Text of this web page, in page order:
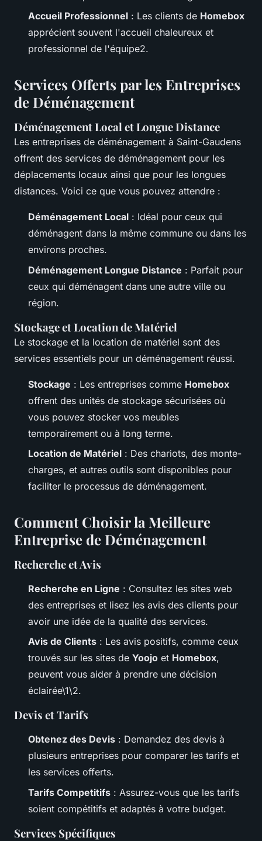
Accueil Professionnel : Les clients de Homebox
apprécient souvent l'accueil chaleureux et
professionnel de l'équipe2.
Services Offerts par les Entreprises
de Déménagement
Déménagement Local et Longue Distance
Les entreprises de déménagement à Saint-Gaudens
offrent des services de déménagement pour les
déplacements locaux ainsi que pour les longues
distances. Voici ce que vous pouvez attendre :
Déménagement Local : Idéal pour ceux qui
déménagent dans la même commune ou dans les
environs proches.
Déménagement Longue Distance : Parfait pour
ceux qui déménagent dans une autre ville ou
région.
Stockage et Location de Matériel
Le stockage et la location de matériel sont des
services essentiels pour un déménagement réussi.
Stockage : Les entreprises comme Homebox
offrent des unités de stockage sécurisées où
vous pouvez stocker vos meubles
temporairement ou à long terme.
Location de Matériel : Des chariots, des monte-
charges, et autres outils sont disponibles pour
faciliter le processus de déménagement.
Comment Choisir la Meilleure
Entreprise de Déménagement
Recherche et Avis
Recherche en Ligne : Consultez les sites web
des entreprises et lisez les avis des clients pour
avoir une idée de la qualité des services.
Avis de Clients : Les avis positifs, comme ceux
trouvés sur les sites de Yoojo et Homebox,
peuvent vous aider à prendre une décision
éclairée\1\2.
Devis et Tarifs
Obtenez des Devis : Demandez des devis à
plusieurs entreprises pour comparer les tarifs et
les services offerts.
Tarifs Competitifs : Assurez-vous que les tarifs
soient compétitifs et adaptés à votre budget.
Services Spécifiques